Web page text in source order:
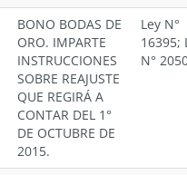
BONO BODAS DE
ORO. IMPARTE
INSTRUCCIONES
SOBRE REAJUSTE
QUE REGIRÁ A
CONTAR DEL 1°
DE OCTUBRE DE
2015.
Ley N°
16395;
N°